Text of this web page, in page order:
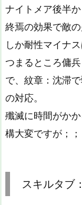
ナイトメア後半
終焉の効果で敵
しか耐性マイナス
つまるところ傭
で、紋章：沈滞
の対応。
殲滅に時間がか
構大変ですが；；
スキルタブ